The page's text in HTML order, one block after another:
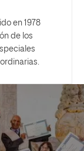
en 1978
de los